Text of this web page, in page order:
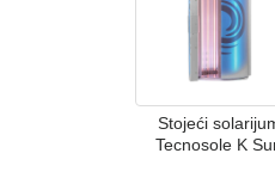
Stojeći
Tecnosole K